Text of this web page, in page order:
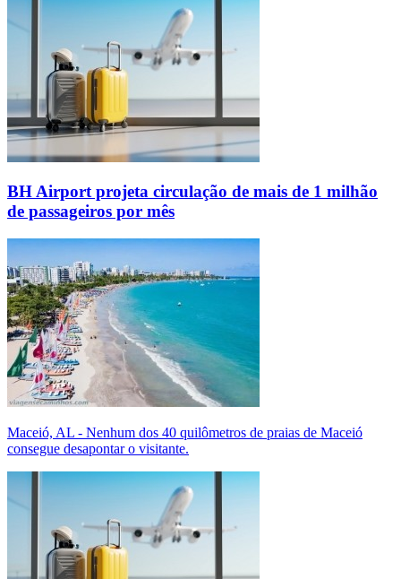
BH Airport projeta circulação de mais de 1 milhão
de passageiros por mês
Maceió, AL - Nenhum dos 40 quilômetros de praias de Maceió
consegue desapontar o visitante.